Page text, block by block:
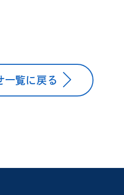
一覧に戻る